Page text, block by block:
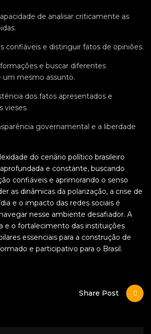
de analisar criticamente as
confiáveis e distinguir fatos de opiniões.
e buscar diferentes
um mesmo assunto.
dos fatos apresentados e
vieses.
governamental e a liberdade
do cenário político brasileiro
e constante, buscando
confiáveis e aprimorando o senso
as dinâmicas da polarização, a crise de
e o impacto das redes sociais é
nesse ambiente desafiador. A
e o fortalecimento das instituições
essenciais para a construção de
e participativo para o Brasil.
Share Post